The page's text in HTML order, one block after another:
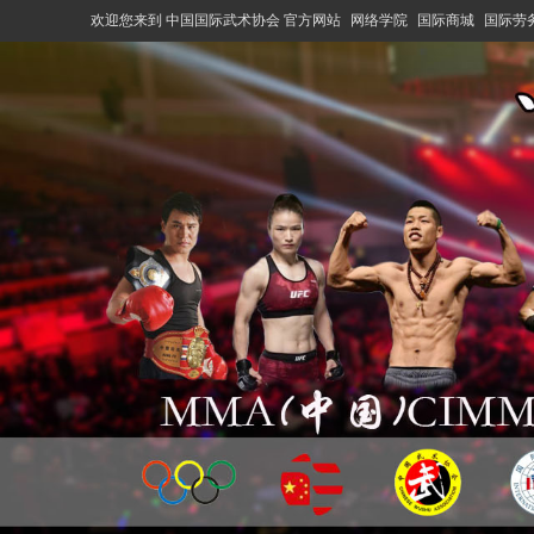
欢迎您来到 中国国际武术协会 官方网站 网络学院 国际商城 国际劳